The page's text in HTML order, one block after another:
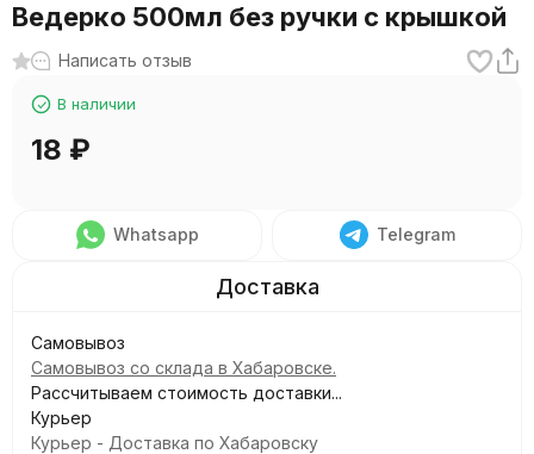
Ведерко 500мл без ручки с крышкой
Написать отзыв
В наличии
18 ₽
Whatsapp Telegram
Самовывоз
Самовывоз со склада в Хабаровске.
Рассчитываем стоимость доставки...
Курьер
Курьер - Доставка по Хабаровску